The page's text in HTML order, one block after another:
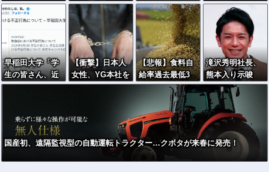
「体を売って稼
いだ金」と批判
なければロシア
侵攻しなかっ
た」
知り合った納税
者の自宅に出入
りしお小遣い1億
5000万円頂戴す
るwww
半でテラスが丸
ごと落下ｗｗｗ
ｗｗ
早稲田大学「学
生の皆さん、近
隣飲食店での無
【衝撃】日本人
女性、YG本社を
ゴルフクラブで
ｗ
【悲報】食料自
給率過去最低3
7%ｗｗｗｗｗｗ
ｗ コメ消費減
響く・・・
滝沢秀明社長、
熊本入り示唆
「男手が必要。
時間を見つけて
行きたい」
国産初、遠隔監視型の自動運転トラクター…クボタが来春に発売！